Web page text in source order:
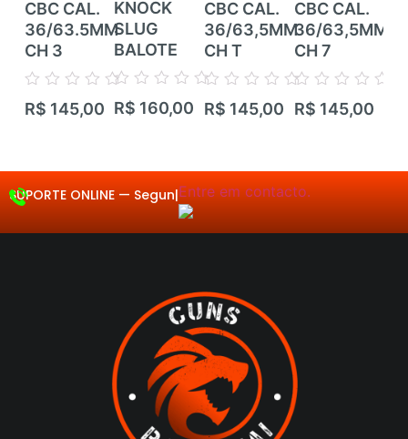
CBC CAL.
36/63.5MM
CH 3
Avaliação
0
R$ 145,00
KNOCK
SLUG
BALOTE
Avaliação
0
R$ 160,00
CBC CAL.
36/63,5MM
CH T
Avaliação
0
R$ 145,00
CBC CAL.
36/63,5MM
CH 7
Avaliação
0
R$ 145,00
SUPORTE ONLINE — Segunda a Sext| Entre em contacto.